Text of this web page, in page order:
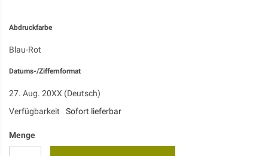
Abdruckfarbe
Blau-Rot
Datums-/Ziffernformat
27. Aug. 20XX (Deutsch)
Verfügbarkeit
Sofort lieferbar
Menge